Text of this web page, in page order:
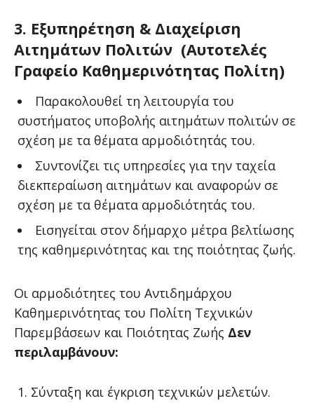
3. Εξυπηρέτηση & Διαχείριση
Αιτημάτων Πολιτών (Αυτοτελές
Γραφείο Καθημερινότητας Πολίτη)
Παρακολουθεί τη λειτουργία του
συστήματος υποβολής αιτημάτων πολιτών σε
σχέση με τα θέματα αρμοδιότητάς του.
Συντονίζει τις υπηρεσίες για την ταχεία
διεκπεραίωση αιτημάτων και αναφορών σε
σχέση με τα θέματα αρμοδιότητάς του.
Εισηγείται στον δήμαρχο μέτρα βελτίωσης
της καθημερινότητας και της ποιότητας ζωής.
Οι αρμοδιότητες του Αντιδημάρχου
Καθημερινότητας του Πολίτη Τεχνικών
Παρεμβάσεων και Ποιότητας Ζωής Δεν
περιλαμβάνουν:
Σύνταξη και έγκριση τεχνικών μελετών.